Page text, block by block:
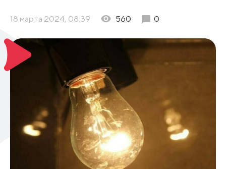
18 марта 2024, 08:39 560 0